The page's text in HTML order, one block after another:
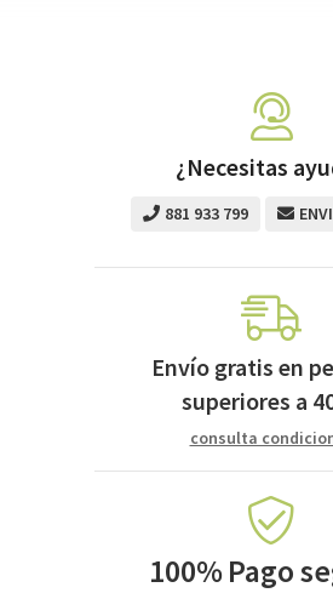
¿Necesitas
881 933 799
Envío gratis en
superiores a
consulta
100%Pago